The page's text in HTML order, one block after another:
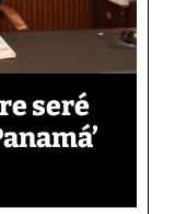
seré